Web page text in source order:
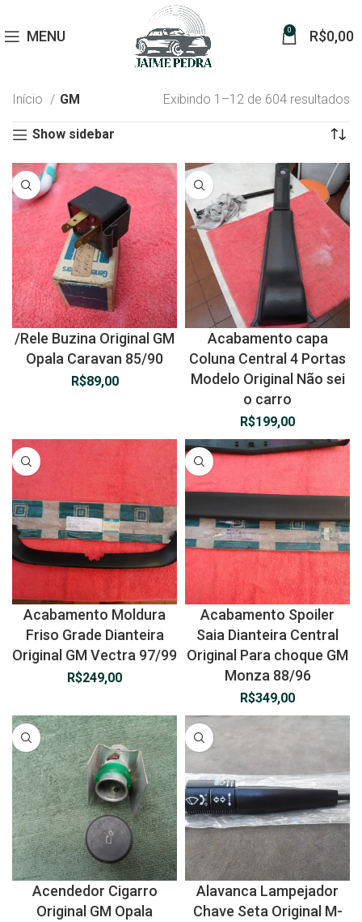
MENU 0 R$0,00
Início GM Exibindo 1–12 de 604 resultados
Show sidebar
/Rele Buzina Original GM
Opala Caravan 85/90
R$89,00
Acabamento capa
Coluna Central 4 Portas
Modelo Original Não sei
o carro
R$199,00
Acabamento Moldura
Friso Grade Dianteira
Original GM Vectra 97/99
R$249,00
Acabamento Spoiler
Saia Dianteira Central
Original Para choque GM
Monza 88/96
R$349,00
Acendedor Cigarro
Original GM Opala
Alavanca Lampejador
Chave Seta Original M-